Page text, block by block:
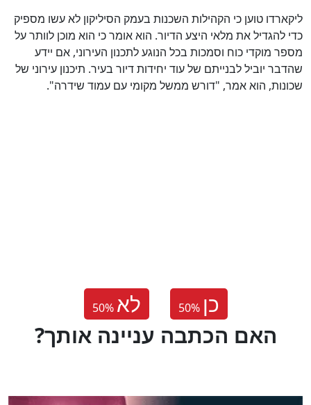
ליקארדו טוען כי הקהילות השכנות בעמק הסיליקון לא עשו מספיק
כדי להגדיל את מלאי היצע הדיור. הוא אומר כי הוא מוכן לוותר על
מספר מוקדי כוח וסמכות בכל הנוגע לתכנון העירוני, אם יידע
שהדבר יוביל לבנייתם של עוד יחידות דיור בעיר. תיכנון עירוני של
שכונות, הוא אמר, "דורש ממשל מקומי עם עמוד שידרה".
50% לא 50% כן
?האם הכתבה עניינה אותך